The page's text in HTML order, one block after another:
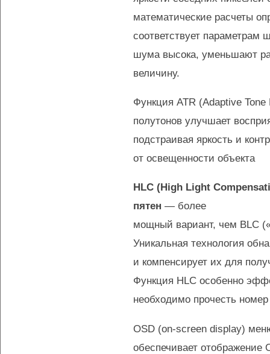
математические расчеты
соответствует параметрам
шума высока, уменьшают
величину.
Функция ATR (Adaptive
полутонов улучшает
подстраивая яркость и
от освещенности объекта
HLC (High Light
пятен — более
мощный вариант, чем BLC
Уникальная технология
и компенсирует их для
Функция HLC особенно
необходимо прочесть
OSD (on-screen display)
обеспечивает отображение